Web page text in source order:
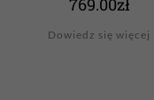
769.00zł
Dowiedz się więcej